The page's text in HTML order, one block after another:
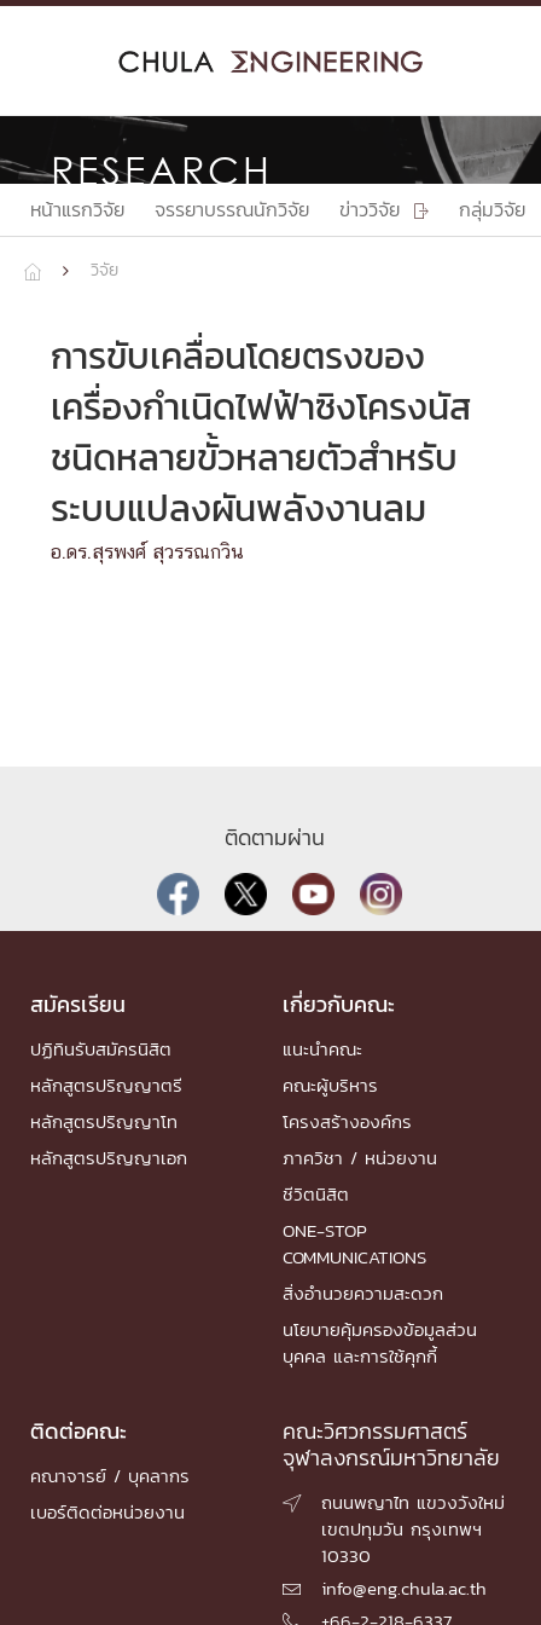
Skip
RESEARCH
หน้าแรกวิจัย จรรยาบรรณนักวิจัย ข่าววิจัย  กลุ่มวิจัย
  วิจัย
การขับเคลื่อนโดยตรงของ
เครื่องกำเนิดไฟฟ้าซิงโครงนัส
ชนิดหลายขั้วหลายตัวสำหรับ
ระบบแปลงผันพลังงานลม
อ.ดร.สุรพงศ์ สุวรรณกวิน
ติดตามผ่าน
สมัครเรียน
ปฏิทินรับสมัครนิสิต
หลักสูตรปริญญาตรี
หลักสูตรปริญญาโท
หลักสูตรปริญญาเอก
เกี่ยวกับคณะ
แนะนำคณะ
คณะผู้บริหาร
โครงสร้างองค์กร
ภาควิชา / หน่วยงาน
ชีวิตนิสิต
ONE-STOP
COMMUNICATIONS
สิ่งอำนวยความสะดวก
นโยบายคุ้มครองข้อมูลส่วน
บุคคล และการใช้คุกกี้
ติดต่อคณะ
คณาจารย์ / บุคลากร
เบอร์ติดต่อหน่วยงาน
คณะวิศวกรรมศาสตร์
จุฬาลงกรณ์มหาวิทยาลัย

ถนนพญาไท แขวงวังใหม่
เขตปทุมวัน กรุงเทพฯ
10330
 info@eng.chula.ac.th